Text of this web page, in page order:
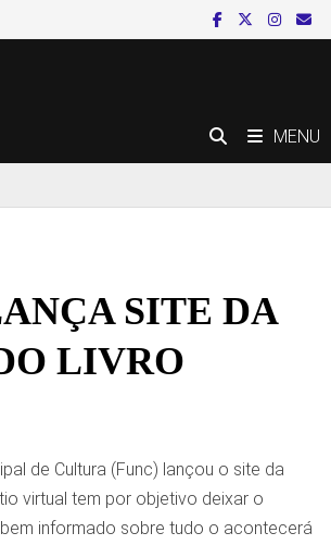
MENU
SITE DA
LIVRO
de Cultura (Func) lançou o site da
virtual tem por objetivo deixar o
informado sobre tudo o acontecerá